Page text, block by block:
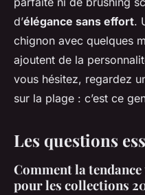
d’élégance sans effort.
chignon avec quelques
ajoutent de la
vous hésitez, regardez
sur la plage : c’est ce
Les questions
Comment la
pour les collections